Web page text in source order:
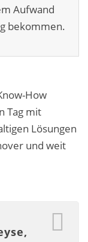
Aufwand
bekommen.
How
Tag mit
Lösungen
und weit